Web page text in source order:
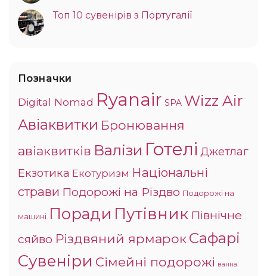
Топ 10 сувенірів з Португалії
Позначки
Digital Nomad Ryanair SPA Wizz Air
Авіаквитки Бронювання
авіаквитків Валізи Готелі Джетлаг
Екзотика Екотуризм Національні
страви Подорожі на Різдво Подорожі на
машині Поради Путівник Північне
сяйво Різдвяний ярмарокСафарі
Сувеніри Сімейні подорожі ванна